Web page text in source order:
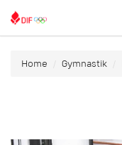
Home Gymnastik